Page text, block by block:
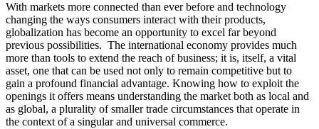
With markets more connected than ever before and technology
changing the ways consumers interact with their products,
globalization has become an opportunity to excel far beyond
previous possibilities. The international economy provides much
more than tools to extend the reach of business; it is, itself, a vital
asset, one that can be used not only to remain competitive but to
gain a profound financial advantage. Knowing how to exploit the
openings it offers means understanding the market both as local and
as global, a plurality of smaller trade circumstances that operate in
the context of a singular and universal commerce.